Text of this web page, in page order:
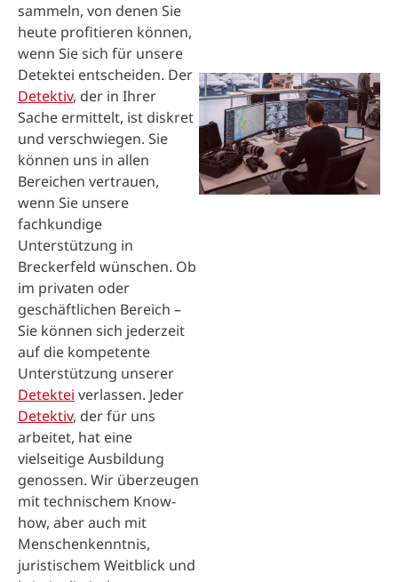
sammeln, von denen Sie
heute profitieren können,
wenn Sie sich für unsere
Detektei entscheiden. Der
Detektiv, der in Ihrer
Sache ermittelt, ist diskret
und verschwiegen. Sie
können uns in allen
Bereichen vertrauen,
wenn Sie unsere
fachkundige
Unterstützung in
Breckerfeld wünschen. Ob
im privaten oder
geschäftlichen Bereich –
Sie können sich jederzeit
auf die kompetente
Unterstützung unserer
Detektei verlassen. Jeder
Detektiv, der für uns
arbeitet, hat eine
vielseitige Ausbildung
genossen. Wir überzeugen
mit technischem Know-
how, aber auch mit
Menschenkenntnis,
juristischem Weitblick und